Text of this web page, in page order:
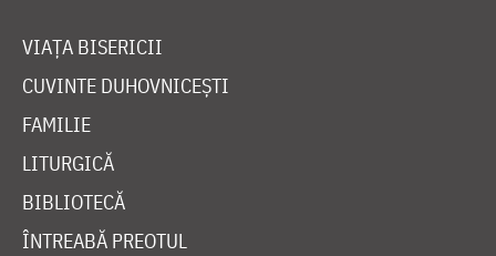
VIAȚA BISERICII
CUVINTE DUHOVNICEȘTI
FAMILIE
LITURGICĂ
BIBLIOTECĂ
ÎNTREABĂ PREOTUL